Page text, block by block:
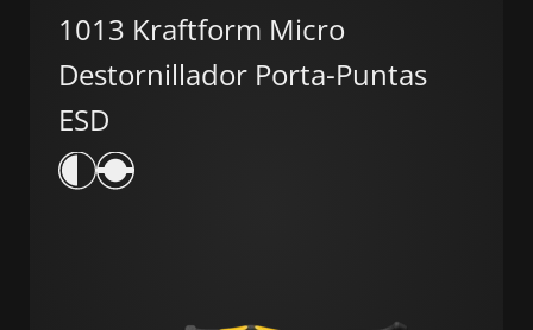
1013 Kraftform Micro
Destornillador Porta-Puntas
ESD